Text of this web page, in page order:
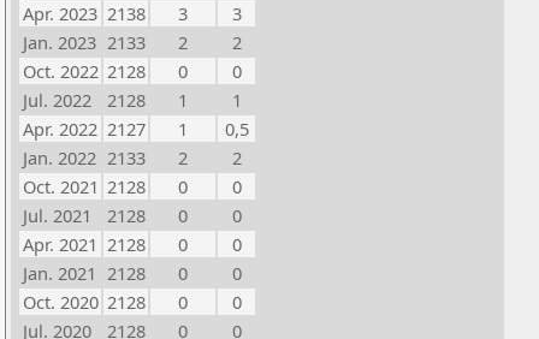
Apr. 2023 2138 3
3
Jan. 2023 2133 2
2
Oct. 2022 2128 0
0
Jul. 2022
2128 1
1
Apr. 2022 2127 1
0,5
Jan. 2022 2133 2
2
Oct. 2021 2128 0
0
Jul. 2021
2128 0
0
Apr. 2021 2128 0
0
Jan. 2021 2128 0
0
Oct. 2020 2128 0
0
Jul. 2020
2128 0
0